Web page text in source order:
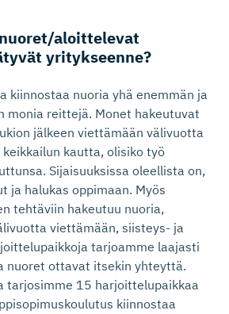
aloit­televat
yritykseenne?
kiinnostaa nuoria yhä enemmän ja
monia reittejä. Monet hakeutuvat
jälkeen viettämään välivuotta
kautta, olisiko työ
Sijaisuuksissa oleellista on,
ja halukas oppimaan. Myös
tehtäviin hakeutuu nuoria,
viettämään, siisteys- ja
tarjoamme laajasti
nuoret ottavat itsekin yhteyttä.
tarjosimme 15 harjoittelupaikkaa
kiinnostaa